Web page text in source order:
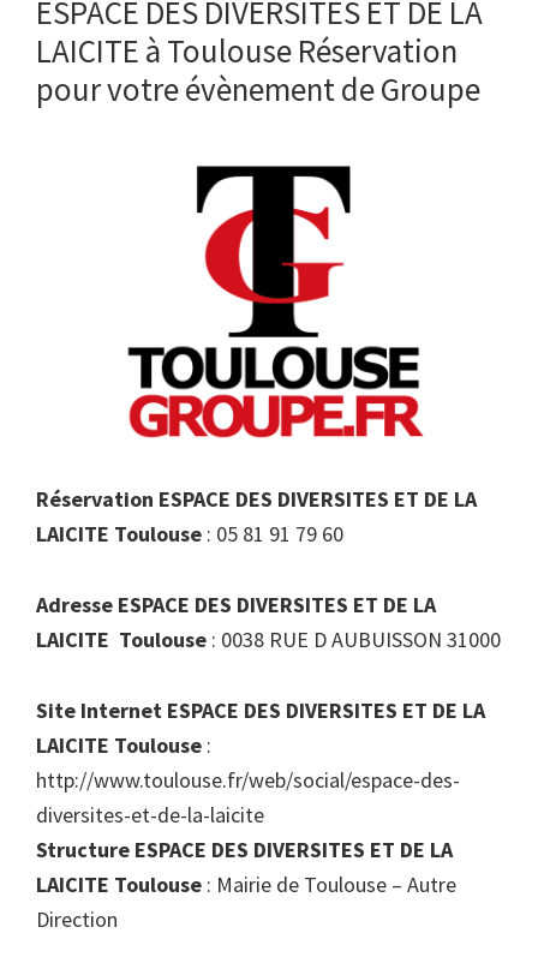
ESPACE DES DIVERSITES ET DE LA
LAICITE à Toulouse Réservation
pour votre évènement de Groupe
Réservation ESPACE DES DIVERSITES ET DE LA
LAICITE Toulouse : 05 81 91 79 60
Adresse ESPACE DES DIVERSITES ET DE LA
LAICITE Toulouse : 0038 RUE D AUBUISSON 31000
Site Internet ESPACE DES DIVERSITES ET DE LA
LAICITE Toulouse :
http://www.toulouse.fr/web/social/espace-des-
diversites-et-de-la-laicite
Structure ESPACE DES DIVERSITES ET DE LA
LAICITE Toulouse : Mairie de Toulouse – Autre
Direction